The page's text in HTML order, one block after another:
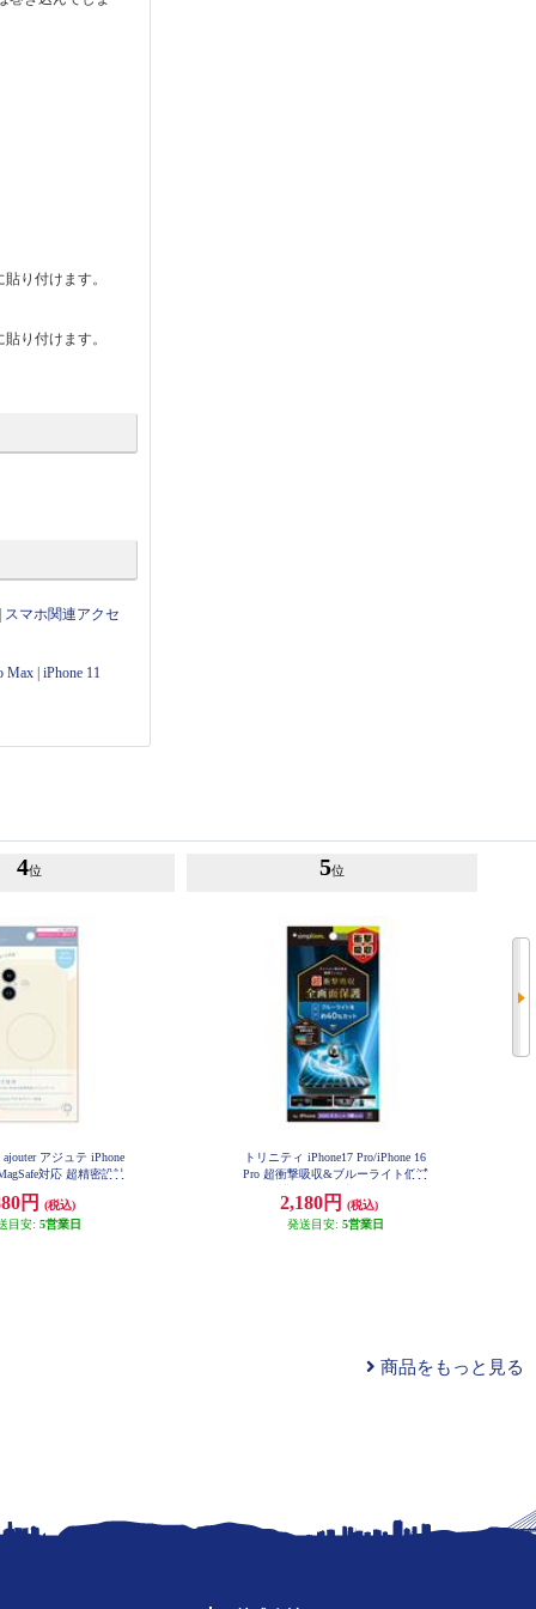
り付けます。
り付けます。
スマホ関連アクセ
Max |iPhone 11
4位
ajouter アジュテ iPhone
対応 超精密設計
IP25M2-CR-MWT
円
(税込)
目安: 5営業日
5位
トリニティ iPhone17 Pro/iPhone 16
Pro 超衝撃吸収&ブルーライト低減
-PFPM-SKBCC
2,180円
(税込)
発送目安: 5営業日
商品をもっと見る